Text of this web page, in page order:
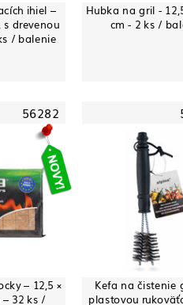
ihiel –
drevenou
/ balenie
Hubka na gril -
cm - 2 ks /
56282
– 12,5 ×
– 32 ks /
Kefa na čistenie
plastovou